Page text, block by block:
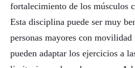
fortalecimiento de los músculos
Esta disciplina puede ser muy
personas mayores con movilidad
pueden adaptar los ejercicios a